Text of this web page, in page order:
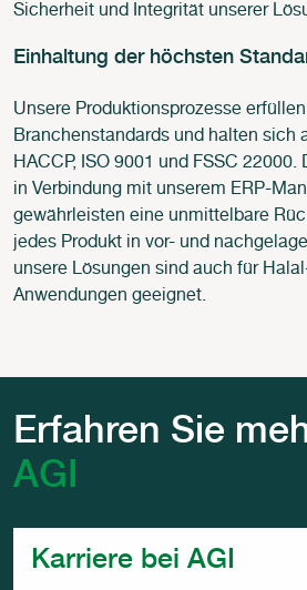
Sicherheit und Integrität unserer
Einhaltung der höchsten
Unsere Produktionsprozesse
Branchenstandards und halten sich
HACCP, ISO 9001 und FSSC
in Verbindung mit unserem ERP-
gewährleisten eine unmittelbare
jedes Produkt in vor- und
unsere Lösungen sind auch für
Anwendungen geeignet.
Erfahren Sie
AGI
Karriere bei AGI